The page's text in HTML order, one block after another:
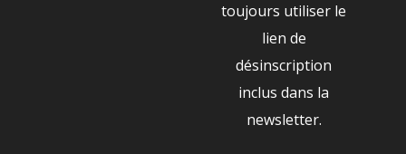
toujours utiliser le
lien de
désinscription
inclus dans la
newsletter.